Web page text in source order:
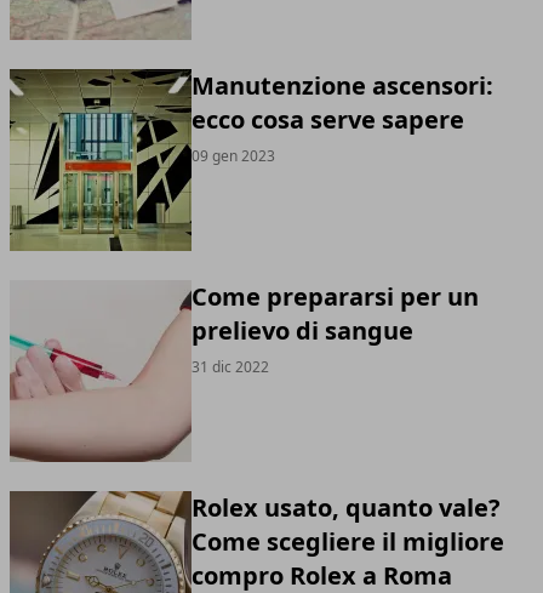
Manutenzione ascensori:
ecco cosa serve sapere
09 gen 2023
Come prepararsi per un
prelievo di sangue
31 dic 2022
Rolex usato, quanto vale?
Come scegliere il migliore
compro Rolex a Roma